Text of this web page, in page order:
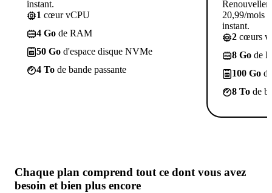
instant.
1 cœur vCPU
4 Go de RAM
50 Go d'espace disque NVMe
4 To de bande passante
20,99/mois
instant.
2 cœurs
8 Go de
100 Go
8 To de
Chaque plan comprend tout ce dont vous avez
besoin et bien plus encore